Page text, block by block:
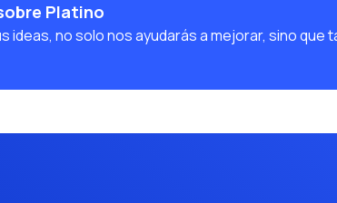
Platino
no solo nos ayudarás a mejorar, sino que